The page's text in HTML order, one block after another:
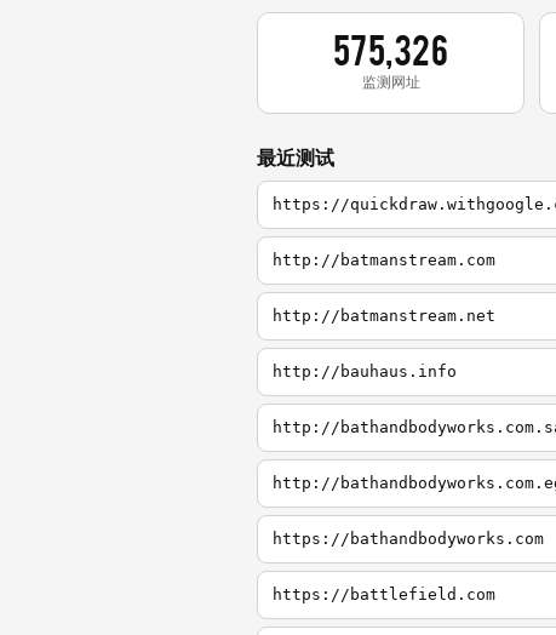
575,326
监测网址
最近测试
https://
http://batmanstream.com
http://batmanstream.net
http://bauhaus.info
http://
http://
https://bathandbodyworks.com
https://battlefield.com